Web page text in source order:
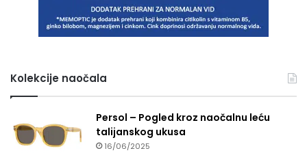
Kolekcije naočala
Persol – Pogled kroz naočalnu leću
talijanskog ukusa
16/06/2025